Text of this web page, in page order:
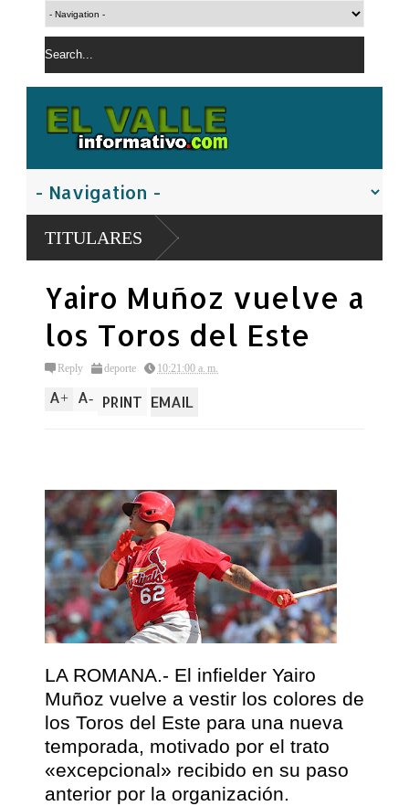
TITULARES
Yairo Muñoz vuelve a
los Toros del Este
Reply deporte 10:21:00 a. m.
A+ A- PRINT EMAIL
LA ROMANA.- El infielder Yairo
Muñoz vuelve a vestir los colores de
los Toros del Este para una nueva
temporada, motivado por el trato
«excepcional» recibido en su paso
anterior por la organización.